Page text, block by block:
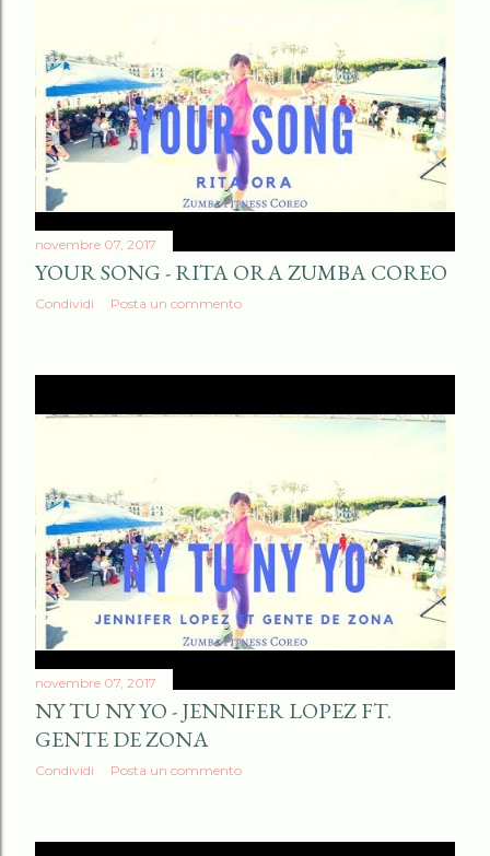
novembre 07, 2017
YOUR SONG - RITA ORA ZUMBA COREO
Condividi Posta un commento
novembre 07, 2017
NY TU NY YO - JENNIFER LOPEZ FT.
GENTE DE ZONA
Condividi Posta un commento